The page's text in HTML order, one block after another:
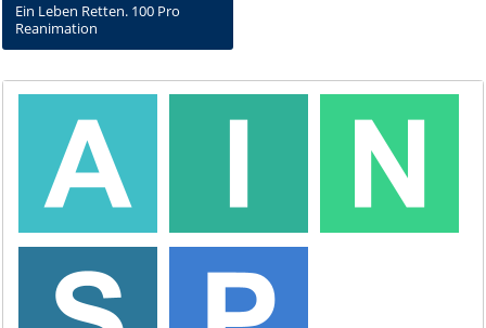
Ein Leben Retten. 100 Pro
Reanimation